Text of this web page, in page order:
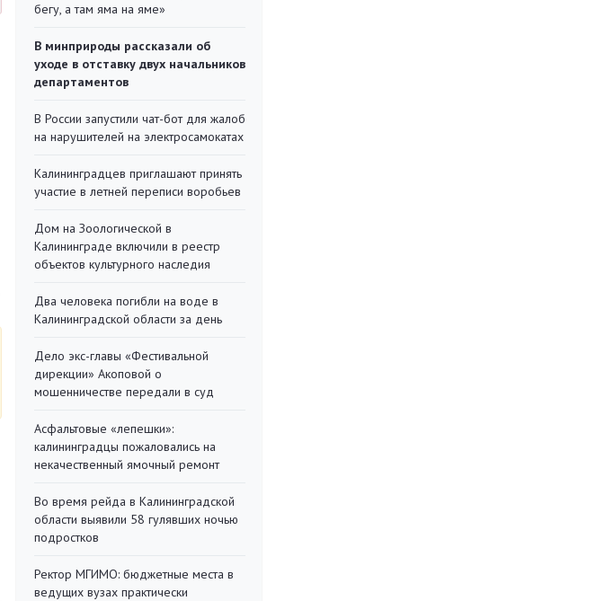
бегу, а там яма на яме»
В минприроды рассказали об
уходе в отставку двух начальников
департаментов
В России запустили чат-бот для жалоб
на нарушителей на электросамокатах
Калининградцев приглашают принять
участие в летней переписи воробьев
Дом на Зоологической в
Калининграде включили в реестр
объектов культурного наследия
Два человека погибли на воде в
Калининградской области за день
Дело экс-главы «Фестивальной
дирекции» Акоповой о
мошенничестве передали в суд
Асфальтовые «лепешки»:
калининградцы пожаловались на
некачественный ямочный ремонт
Во время рейда в Калининградской
области выявили 58 гулявших ночью
подростков
Ректор МГИМО: бюджетные места в
ведущих вузах практически